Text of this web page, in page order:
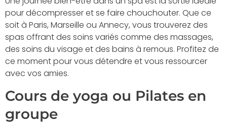
pour décompresser et se faire chouchouter. Que ce
soit à Paris, Marseille ou Annecy, vous trouverez des
spas offrant des soins variés comme des massages,
des soins du visage et des bains à remous. Profitez de
ce moment pour vous détendre et vous ressourcer
avec vos amies.
Cours de yoga ou Pilates en
groupe